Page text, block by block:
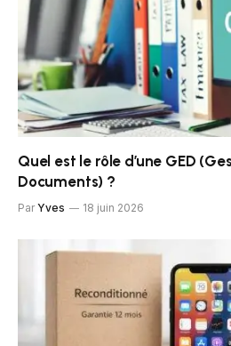
Quel est le rôle d’une GED
Documents) ?
Par Yves 18 juin 2026